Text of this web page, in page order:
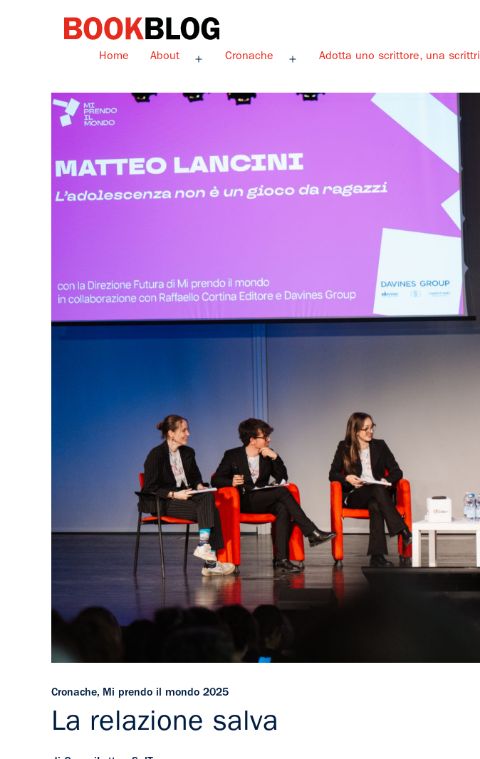
Home About
Apri
Cronache
Apri
Adotta uno scrittore, una
Cronache, Mi prendo il mondo 2025
La relazione salva